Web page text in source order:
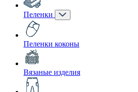
Пеленки
Пеленки коконы
Вязаные изделия